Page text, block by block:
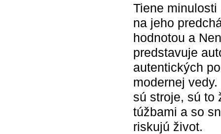
Tiene
na jeho
hodnotou a
predstavuje
autentických
modernej
sú stroje, sú to
túžbami a so
riskujú život.